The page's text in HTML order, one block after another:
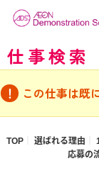
仕事検索
この仕事は既
TOP 選ばれる理由
応募の